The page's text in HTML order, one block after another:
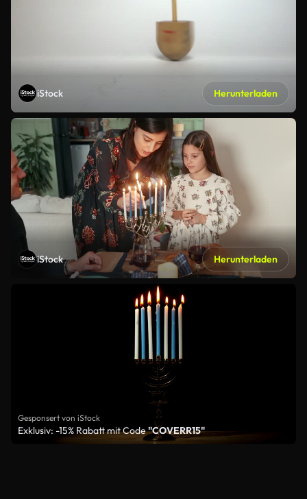
iStock Herunterladen
iStock Herunterladen
Gesponsert von iStock
Exklusiv: -15% Rabatt mit Code"COVERR15"